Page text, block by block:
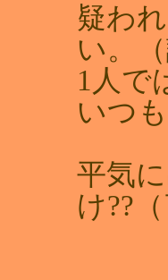
疑わ
い。（
1人で
いつ
平気
け??